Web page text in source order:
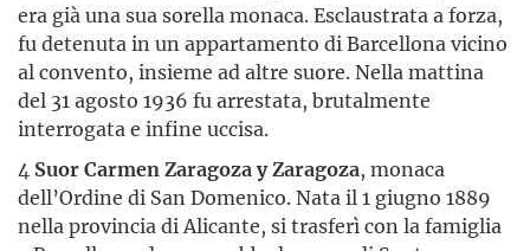
era già una sua sorella monaca. Esclaustrata a forza,
fu detenuta in un appartamento di Barcellona vicino
al convento, insieme ad altre suore. Nella mattina
del 31 agosto 1936 fu arrestata, brutalmente
interrogata e infine uccisa.
4 Suor Carmen Zaragoza y Zaragoza, monaca
dell’Ordine di San Domenico. Nata il 1 giugno 1889
nella provincia di Alicante, si trasferì con la famiglia